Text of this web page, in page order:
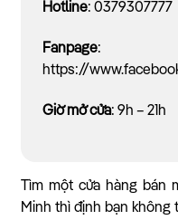
Hotline: 0379307777
Fanpage:
https://
Giờ mở cửa: 9h – 21h
Tìm một cửa hàng bán
Minh thì định bạn không